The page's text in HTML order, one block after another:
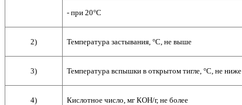
- при 20°С
2) Температура застывания, °С, не выше
3) Температура вспышки в открытом тигле, °С, не ниже
4) Кислотное число, мг КОН/г, не более